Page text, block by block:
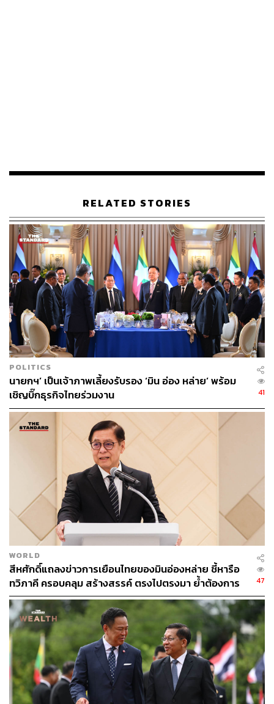
โดยคณะกรรมการจะแจกจ่ายอาวุธและอุปกรณ์ทางทหาร
อาหาร และดำเนินการฝึกอบรมการสู้รบและการแพทย์
นอกจากนี้ คณะกรรมการยังมีหน้าที่ในการขยายกำลังพล
และคัดเลือกผู้เชี่ยวชาญที่สามารถใช้อาวุธยุทโธปกรณ์ที่มี
เทคโนโลยีขั้นสูงอีกด้วย
ภาพ:
Hkun Lat / Getty Images
อ้างอิง:
https://www.rfa.org/english/news/myanmar/myanmar-
junta-recruitment-public-security-09052024165521.h
tml
TAGS: Myanmar การเกณฑ์ทหาร
กองทัพเมียนมา
ทหารเมียนมา
รัฐบาลทหารเมียนมา
361
ABOUT THE AUTHOR
วิโรจน์ เลิศจิตต์ธรรม
Senior Content Creator กองข่าวต่างประเทศ
THE STANDARD
RELATED STORIES
POLITICS
นายกฯ’ เป็นเจ้าภาพเลี้ยงรับรอง ‘มิน อ่อง หล่าย’ พร้อม
เชิญบิ๊กธุรกิจไทยร่วมงาน
41
WORLD
สีหศักดิ์แถลงข่าวการเยือนไทยของมินอ่องหล่าย ชี้หารือ
ทวิภาคี ครอบคลุม สร้างสรรค์ ตรงไปตรงมา ย้ำต้องการ
ให้เมียนมากลับสู่อาเซียน
47